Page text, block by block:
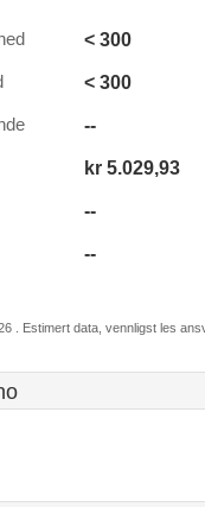
< 300
< 300
--
kr 5.029,93
--
--
. Estimert data, vennligst les